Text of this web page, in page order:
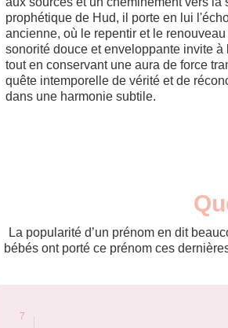
prophétique de Hud, il porte en lui
ancienne, où le repentir et le
sonorité douce et enveloppante invite
tout en conservant une aura de force
quête intemporelle de vérité et de
dans une harmonie subtile.
La popularité d’un prénom en dit
bébés ont porté ce prénom ces
2013
5
2016
7